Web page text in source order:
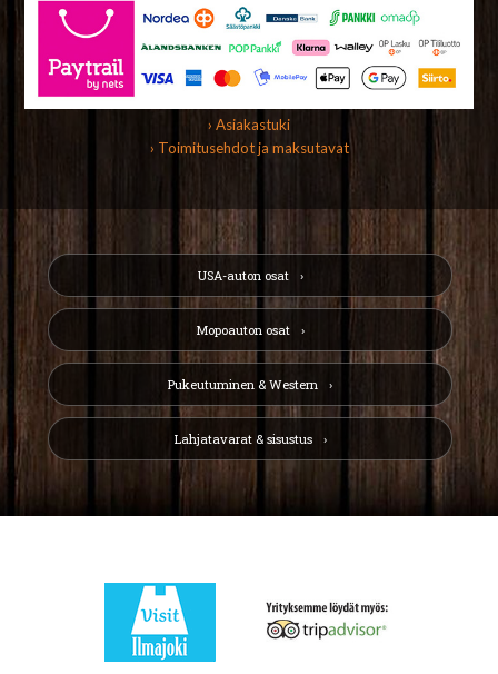
› Asiakastuki
› Toimitusehdot ja maksutavat
USA-auton osat
Mopoauton osat
Pukeutuminen & Western
Lahjatavarat & sisustus